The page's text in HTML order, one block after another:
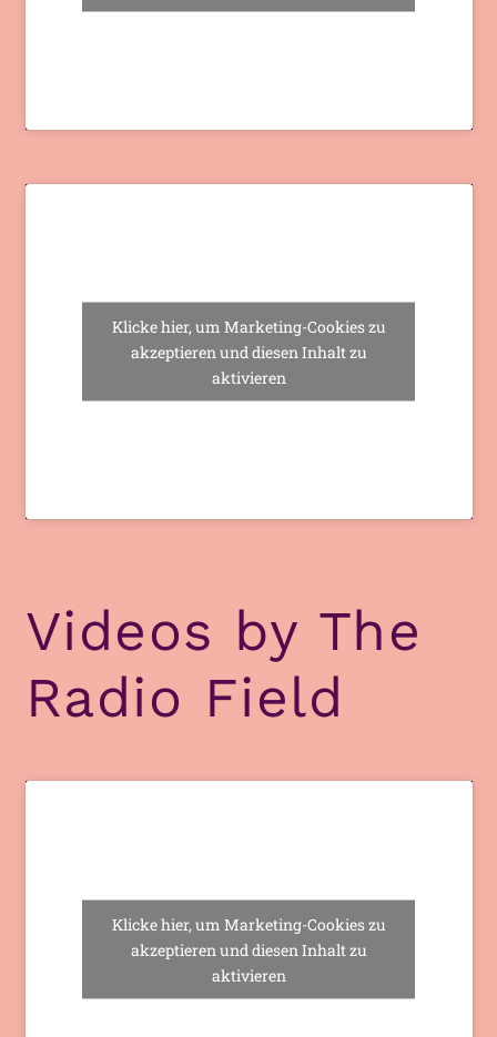
Klicke hier, um Marketing-Cookies zu
akzeptieren und diesen Inhalt zu
aktivieren
Videos by The
Radio Field
Klicke hier, um Marketing-Cookies zu
akzeptieren und diesen Inhalt zu
aktivieren